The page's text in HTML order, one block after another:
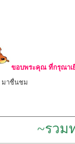
ขอบพระคุณ ที่กรุณาเ
มาชื่นชม
~รวม